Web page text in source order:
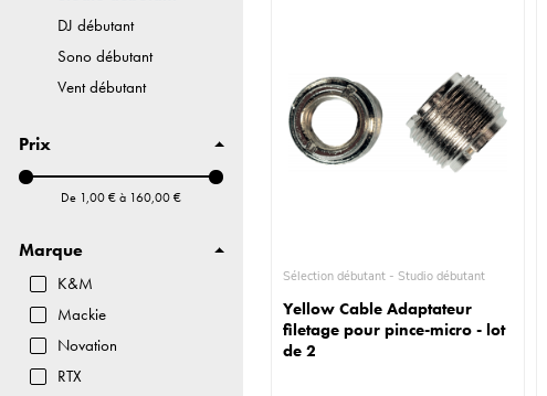
Sélection débutant - Studio débutant
Yellow Cable Adaptateur
filetage pour pince-micro - lot
de 2
DJ débutant
Sono débutant
Vent débutant
Prix
De 1,00 € à 160,00 €
Marque
K&M
Mackie
Novation
RTX